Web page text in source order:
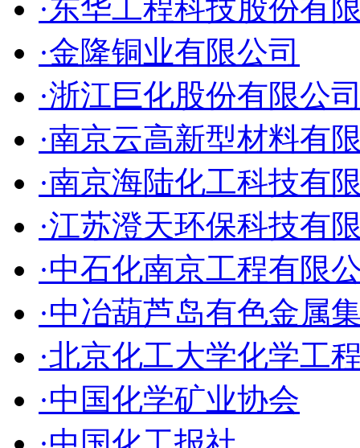
·东华工程科技股份有
·金隆铜业有限公司
·浙江巨化股份有限公
·南京云高新型材料有
·南京海陆化工科技有
·江苏澄天环保科技有
·中石化南京工程有限
·中冶葫芦岛有色金属
·北京化工大学化学工
·中国化学矿业协会